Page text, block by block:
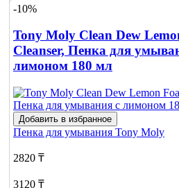
-10%
Tony Moly Clean Dew
Cleanser, Пенка для
лимоном 180 мл
Добавить в избранное
Пенка для умывания Tony Moly
2820 ₸
3120 ₸